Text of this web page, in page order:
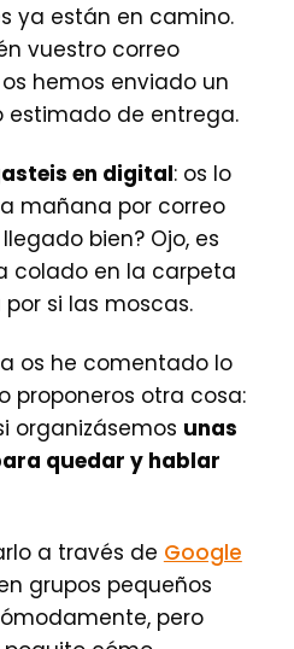
ya están en camino.
vuestro correo
hemos enviado un
estimado de entrega.
en digital: os lo
mañana por correo
bien? Ojo, es
colado en la carpeta
por si las moscas.
os he comentado lo
proponeros otra cosa:
organizásemos unas
quedar y hablar
a través de Google
grupos pequeños
pero